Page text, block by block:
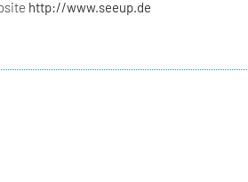
http://www.seeup.de